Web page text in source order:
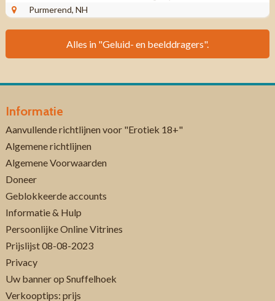
GERMANY ...
Purmerend, NH
Alles in "Geluid- en beelddragers".
Informatie
Aanvullende richtlijnen voor "Erotiek 18+"
Algemene richtlijnen
Algemene Voorwaarden
Doneer
Geblokkeerde accounts
Informatie & Hulp
Persoonlijke Online Vitrines
Prijslijst 08-08-2023
Privacy
Uw banner op Snuffelhoek
Verkooptips: prijs